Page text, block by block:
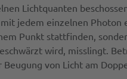
Lichtquanten
jedem einzelnen Photon
Punkt stattfinden,
wird, misslingt.
von Licht am